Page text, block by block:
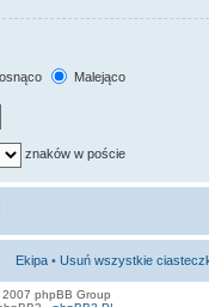
Malejąco
znaków w poście
Ekipa • Usuń wszystkie
phpBB Group